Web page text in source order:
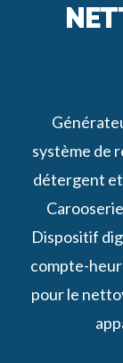
système de
détergent et
Dispositif
compte-
pour le